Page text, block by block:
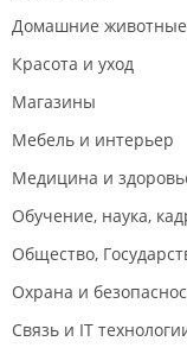
Домашние животные
Красота и уход
Магазины
Мебель и интерьер
Медицина и
Обучение, наука,
Общество,
Охрана и
Связь и IT